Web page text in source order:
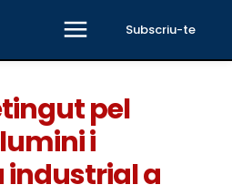
Subscriu-te
pel
i
a